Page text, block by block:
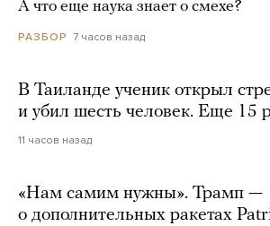
А что еще наука знает о смехе?
РАЗБОР 7 часов назад
В Таиланде ученик открыл
и убил шесть человек. Еще 15
11 часов назад
«Нам самим нужны». Трамп —
о дополнительных ракетах